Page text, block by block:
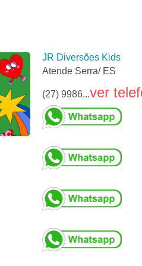
JR Diversões Kids
Atende Serra/ ES
(27) 9986...ver